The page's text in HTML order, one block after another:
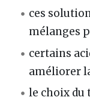
ces
mélanges
certains
améliorer
le choix du